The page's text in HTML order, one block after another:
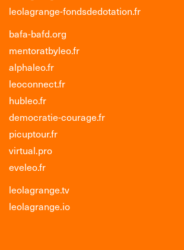
leolagrange-fondsdedotation.fr
bafa-bafd.org
mentoratbyleo.fr
alphaleo.fr
leoconnect.fr
hubleo.fr
democratie-courage.fr
picuptour.fr
virtual.pro
eveleo.fr
leolagrange.tv
leolagrange.io